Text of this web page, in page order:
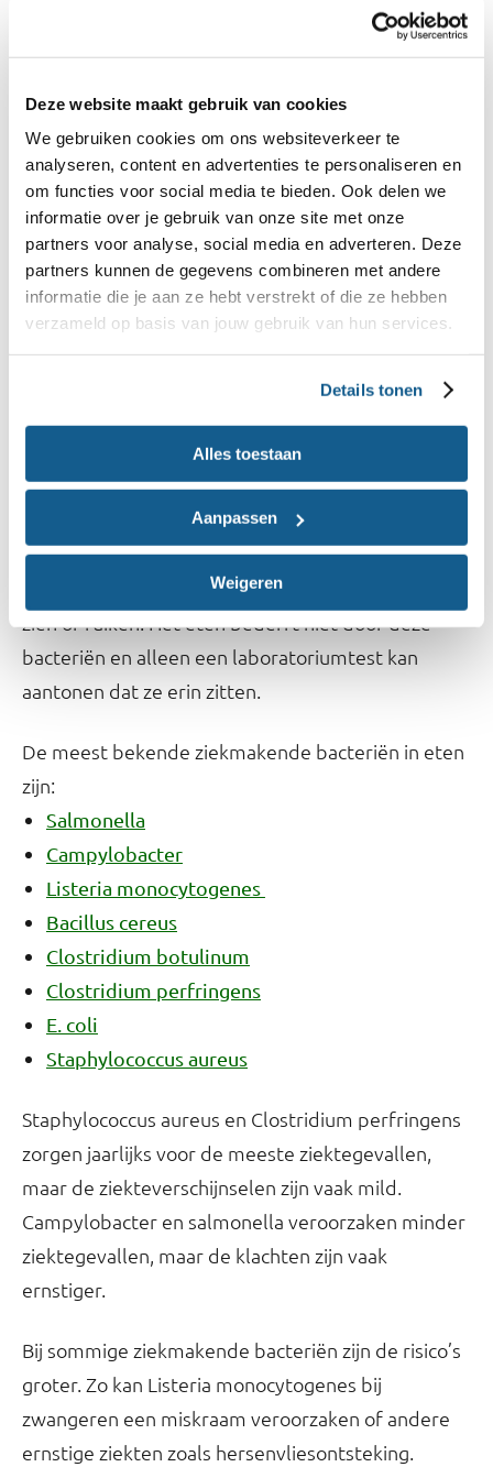
Deze website maakt gebruik van cookies
We gebruiken cookies om ons websiteverkeer te
analyseren, content en advertenties te personaliseren en
om functies voor social media te bieden. Ook delen we
informatie over je gebruik van onze site met onze
partners voor analyse, social media en adverteren. Deze
partners kunnen de gegevens combineren met andere
informatie die je aan ze hebt verstrekt of die ze hebben
verzameld op basis van jouw gebruik van hun services.
Details tonen
Alles toestaan
Aanpassen
Weigeren
Goede bacteriën
Sommige bacteriën heb je nodig. In darmen zitten
bijvoorbeeld goedaardige bacteriën die helpen bij
de spijsvertering. In yoghurtdrankjes kunnen ook
goedaardige bacteriën zitten.
Ziekmakende bacteriën
De meeste voedselinfecties komen door het eten
van dierlijke producten, zoals vlees, vis, ei en
zuivel. Vooral als je deze rauw eet. Maar ook op
andere producten zoals groente en fruit kunnen
Ziekmakende bacteriën kunnen een
voedselvergiftigingof eenvoedselinfectie
veroorzaken. Ziekmakende bacteriën kun je niet
zien of ruiken. Het eten bederft niet door deze
bacteriën en alleen een laboratoriumtest kan
aantonen dat ze erin zitten.
De meest bekende ziekmakende bacteriën in eten
zijn:
Salmonella
Campylobacter
Listeria monocytogenes
Bacillus cereus
Clostridium botulinum
Clostridium perfringens
E. coli
Staphylococcus aureus
Staphylococcus aureus en Clostridium perfringens
zorgen jaarlijks voor de meeste ziektegevallen,
maar de ziekteverschijnselen zijn vaak mild.
Campylobacter en salmonella veroorzaken minder
ziektegevallen, maar de klachten zijn vaak
ernstiger.
Bij sommige ziekmakende bacteriën zijn de risico’s
groter. Zo kan Listeria monocytogenes bij
zwangeren een miskraam veroorzaken of andere
ernstige ziekten zoals hersenvliesontsteking.